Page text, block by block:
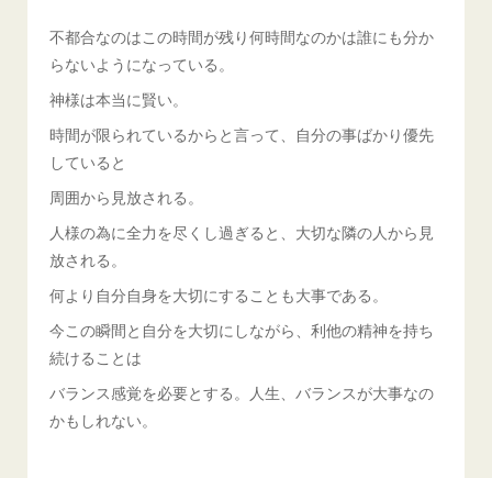
不都合なのはこの時間が残り何時間なのかは誰にも分か
らないようになっている。
神様は本当に賢い。
時間が限られているからと言って、自分の事ばかり優先
していると
周囲から見放される。
人様の為に全力を尽くし過ぎると、大切な隣の人から見
放される。
何より自分自身を大切にすることも大事である。
今この瞬間と自分を大切にしながら、利他の精神を持ち
続けることは
バランス感覚を必要とする。人生、バランスが大事なの
かもしれない。